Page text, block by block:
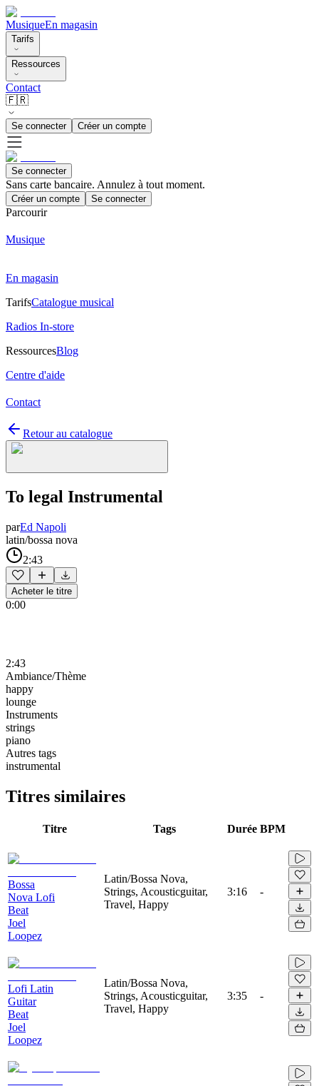
MusiqueEn magasin
Tarifs
Ressources
Contact
🇫🇷
Se connecter Créer un compte
Se connecter
Sans carte bancaire. Annulez à tout moment.
Créer un compte Se connecter
Parcourir
Musique
En magasin
TarifsCatalogue musical
Radios In-store
RessourcesBlog
Centre d'aide
Contact
Retour au catalogue
To legal Instrumental
parEd Napoli
latin/bossa nova
2:43
Acheter le titre
0:00
2:43
Ambiance/Thème
happy
lounge
Instruments
strings
piano
Autres tags
instrumental
Titres similaires
Titre Tags Durée BPM
Bossa
Nova Lofi
Beat
Joel
Loopez
Latin/Bossa Nova,
Strings, Acousticguitar,
Travel, Happy
3:16 -
Lofi Latin
Guitar
Beat
Joel
Loopez
Latin/Bossa Nova,
Strings, Acousticguitar,
Travel, Happy
3:35 -